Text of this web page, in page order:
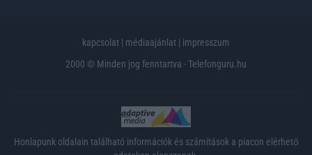
kapcsolat | médiaajánlat | impresszum
2000 © Minden jog fenntartva - Telefonguru.hu
Honlapunk oldalain található információk és számítások a piacon elérhető